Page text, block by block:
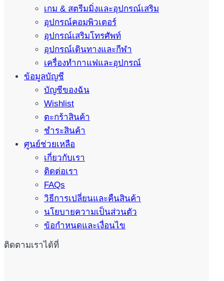
เกม & สตรีมมิ่งและอุปกรณ์เสริม
อุปกรณ์คอมพิวเตอร์
อุปกรณ์เสริมโทรศัพท์
อุปกรณ์เดินทางและกีฬา
เครื่องทำกาแฟและอุปกรณ์
ข้อมูลบัญชี
บัญชีของฉัน
Wishlist
ตะกร้าสินค้า
ชำระสินค้า
ศูนย์ช่วยเหลือ
เกี่ยวกับเรา
ติดต่อเรา
FAQs
วิธีการเปลี่ยนและคืนสินค้า
นโยบายความเป็นส่วนตัว
ข้อกำหนดและเงื่อนไข
ติดตามเราได้ที่